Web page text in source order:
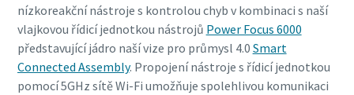
nízkoreakční nástroje s kontrolou chyb v kombinaci s naší
vlajkovou řídicí jednotkou nástrojů Power Focus 6000
představující jádro naší vize pro průmysl 4.0 Smart
Connected Assembly. Propojení nástroje s řídicí jednotkou
pomocí 5GHz sítě Wi-Fi umožňuje spolehlivou komunikaci